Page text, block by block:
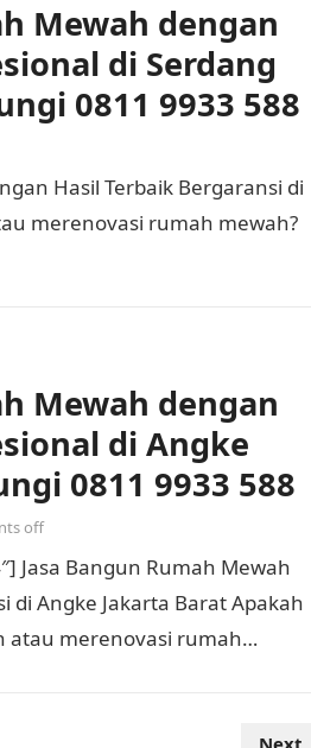
Mewah dengan
di Serdang
0811 9933 588
Hasil Terbaik Bergaransi di
merenovasi rumah mewah?
Mewah dengan
di Angke
0811 9933 588
off
Jasa Bangun Rumah Mewah
di Angke Jakarta Barat Apakah
atau merenovasi rumah
Next